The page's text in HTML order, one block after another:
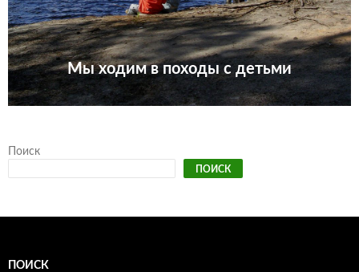
Мы ходим в походы с детьми
Поиск
ПОИСК
ПОИСК